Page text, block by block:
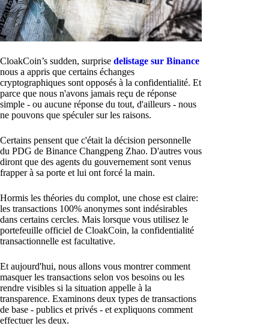
CloakCoin’s sudden, surprise delistage sur Binance
nous a appris que certains échanges
cryptographiques sont opposés à la confidentialité. Et
parce que nous n'avons jamais reçu de réponse
simple - ou aucune réponse du tout, d'ailleurs - nous
ne pouvons que spéculer sur les raisons.
Certains pensent que c'était la décision personnelle
du PDG de Binance Changpeng Zhao. D'autres vous
diront que des agents du gouvernement sont venus
frapper à sa porte et lui ont forcé la main.
Hormis les théories du complot, une chose est claire:
les transactions 100% anonymes sont indésirables
dans certains cercles. Mais lorsque vous utilisez le
portefeuille officiel de CloakCoin, la confidentialité
transactionnelle est facultative.
Et aujourd'hui, nous allons vous montrer comment
masquer les transactions selon vos besoins ou les
rendre visibles si la situation appelle à la
transparence. Examinons deux types de transactions
de base - publics et privés - et expliquons comment
effectuer les deux.